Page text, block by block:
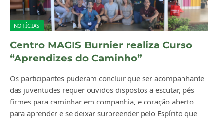
NOTÍCIAS
Centro MAGIS Burnier realiza Curso
“Aprendizes do Caminho”
Os participantes puderam concluir que ser acompanhante
das juventudes requer ouvidos dispostos a escutar, pés
firmes para caminhar em companhia, e coração aberto
para aprender e se deixar surpreender pelo Espírito que